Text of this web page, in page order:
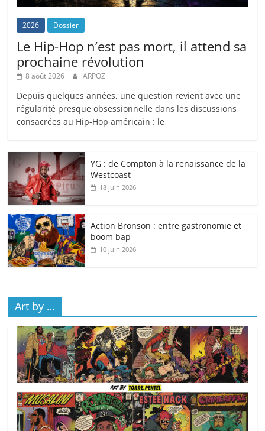
2026 Dossier
Le Hip-Hop n’est pas mort, il attend sa
prochaine révolution
8 août 2026 ARPOZ
Depuis quelques années, une question revient avec une
régularité presque obsessionnelle dans les discussions
consacrées au Hip-Hop américain : le
YG : de Compton à la renaissance de la
Westcoast
18 juin 2026
Action Bronson : entre gastronomie et
boom bap
10 juin 2026
Art by …